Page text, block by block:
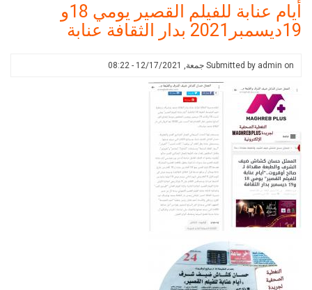
عنابة
للفيلم
يومي
19ديسمبر2021
الثقافة
عنابة
أيام عنابة للفيلم القصير يومي 18و
19ديسمبر2021 بدار الثقافة عنابة
Submitted by admin on جمعة, 12/17/2021 - 08:22